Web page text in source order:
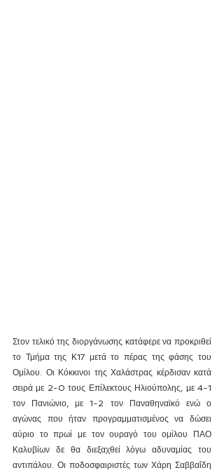
Στον τελικό της διοργάνωσης κατάφερε να προκριθεί
το Τμήμα της Κ17 μετά το πέρας της φάσης του
Ομίλου. Οι Κόκκινοι της Χαλάστρας κέρδισαν κατά
σειρά με 2-0 τους Επίλεκτους Ηλιούπολης, με 4-1
τον Πανιώνιο, με 1-2 τον Παναθηναϊκό ενώ ο
αγώνας που ήταν προγραμματισμένος να δώσει
αύριο το πρωί με τον ουραγό του ομίλου ΠΑΟ
Καλυβίων δε θα διεξαχθεί λόγω αδυναμίας του
αντιπάλου. Οι ποδοσφαιριστές των Χάρη Σαββαΐδη